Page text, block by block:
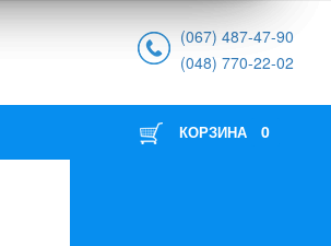
(067) 487-47-90
(048) 770-22-02
КОРЗИНА 0